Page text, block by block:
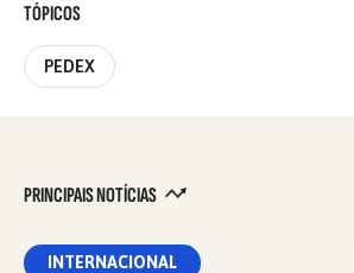
TÓPICOS
PEDEX
PRINCIPAIS NOTÍCIAS
INTERNACIONAL